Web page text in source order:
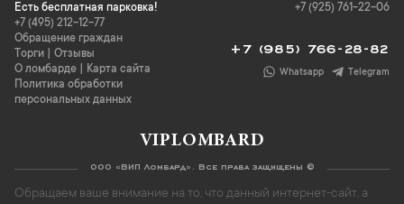
Есть бесплатная парковка!
+7 (495) 212-12-77
Обращение граждан
Торги
Отзывы
О ломбарде
Карта сайта
Политика обработки
персональных данных
+7 (925) 761-22-06
+7 (985) 766-28-82
Whatsapp Telegram
VIPLOMBARD
ООО «ВИП Ломбард». Все права защищены ©
Обращаем ваше внимание на то, что данный интернет-сайт, а